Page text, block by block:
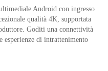
Android con ingresso
qualità 4K, supportata
Goditi una connettività
esperienze di intrattenimento